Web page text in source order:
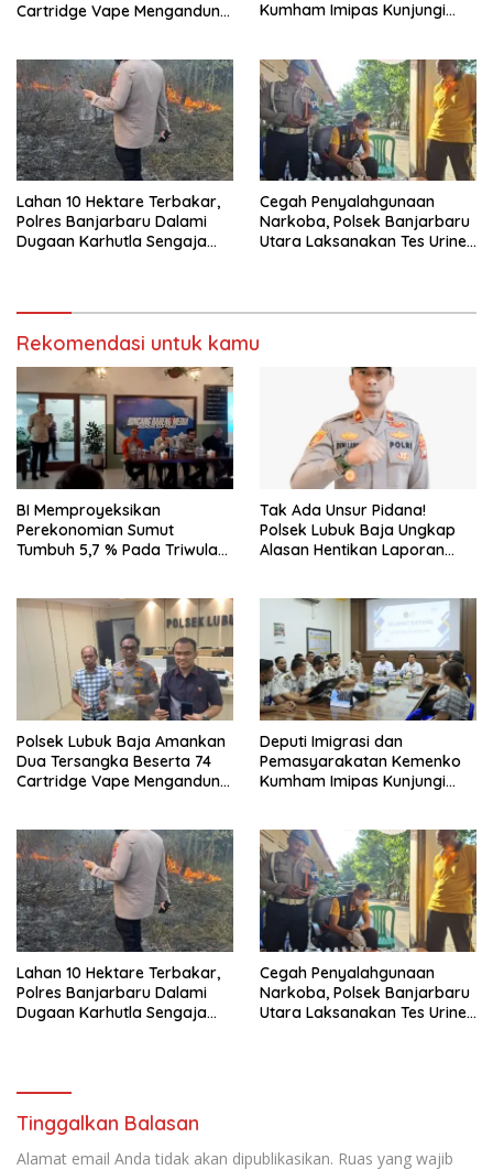
Cartridge Vape Mengandung
Kumham Imipas Kunjungi
Lahan 10 Hektare Terbakar,
Polres Banjarbaru Dalami
Dugaan Karhutla Sengaja
Cegah Penyalahgunaan
Narkoba, Polsek Banjarbaru
Utara Laksanakan Tes Urine
Rekomendasi untuk kamu
BI Memproyeksikan
Perekonomian Sumut
Tumbuh 5,7 % Pada Triwulan
Tak Ada Unsur Pidana!
Polsek Lubuk Baja Ungkap
Alasan Hentikan Laporan
Polsek Lubuk Baja Amankan
Dua Tersangka Beserta 74
Cartridge Vape Mengandung
Deputi Imigrasi dan
Pemasyarakatan Kemenko
Kumham Imipas Kunjungi
Lahan 10 Hektare Terbakar,
Polres Banjarbaru Dalami
Dugaan Karhutla Sengaja
Cegah Penyalahgunaan
Narkoba, Polsek Banjarbaru
Utara Laksanakan Tes Urine
Tinggalkan Balasan
Alamat email Anda tidak akan dipublikasikan. Ruas yang wajib